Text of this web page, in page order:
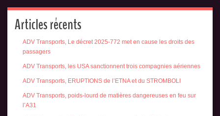
Articles récents
ADV Transports, Le décret 2025-772 met en cause les droits des
passagers
ADV Transports, les USA sanctionnent trois compagnies aériennes
ADV Transports, ERUPTIONS de l’ETNA et du STROMBOLI
ADV Transports, poids-lourd de matières dangereuses en feu sur
l’A31